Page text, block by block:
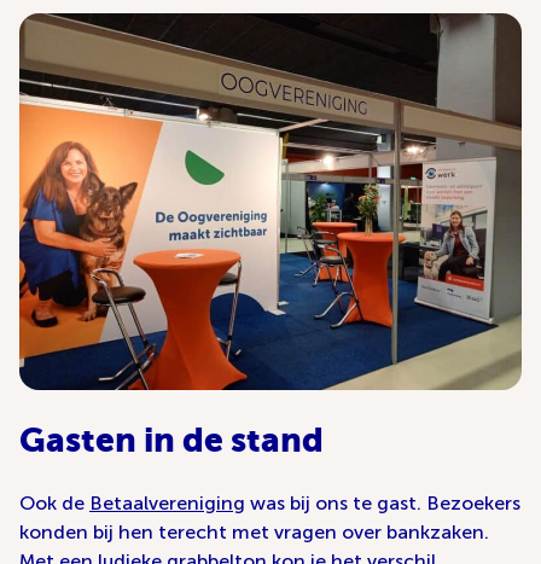
Gasten in de stand
Ook de Betaalvereniging was bij ons te gast. Bezoekers
konden bij hen terecht met vragen over bankzaken.